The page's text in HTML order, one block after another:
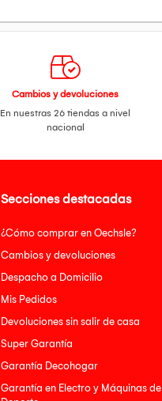
Cambios y devoluciones
En nuestras 26 tiendas a nivel
nacional
Secciones destacadas
¿Cómo comprar en Oechsle?
Cambios y devoluciones
Despacho a Domicilio
Mis Pedidos
Devoluciones sin salir de casa
Super Garantía
Garantía Decohogar
Garantía en Electro y Máquinas de